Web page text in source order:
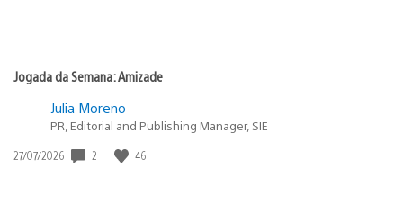
Jogada da Semana: Amizade
Julia Moreno
PR, Editorial and Publishing Manager, SIE
Data
27/07/2026 2 46